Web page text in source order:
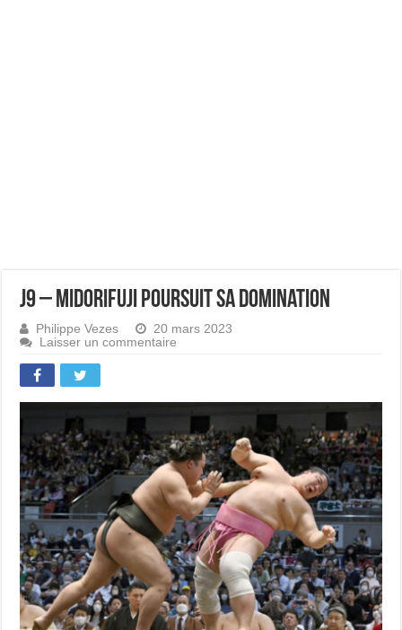
J9 – Midorifuji poursuit sa domination
Philippe Vezes
20 mars 2023
Laisser un commentaire